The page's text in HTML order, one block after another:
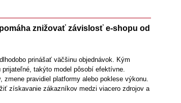
znižovať závislosť e-shopu od
prinášať väčšinu objednávok. Kým
takýto model pôsobí efektívne.
zmene pravidiel platformy alebo poklese výkonu.
získavanie zákazníkov medzi viacero zdrojov a